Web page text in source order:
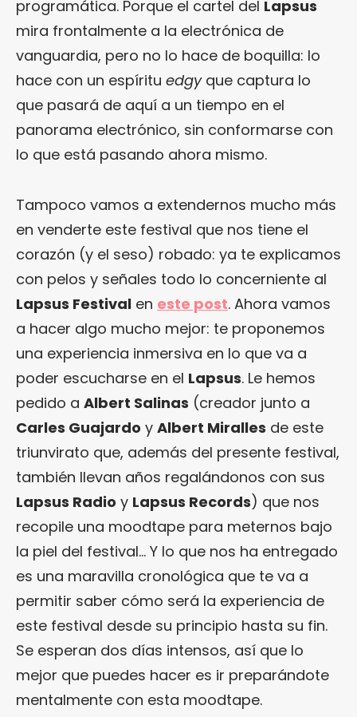
programática. Porque el cartel del Lapsus
mira frontalmente a la electrónica de
vanguardia, pero no lo hace de boquilla: lo
hace con un espíritu edgyque captura lo
que pasará de aquí a un tiempo en el
panorama electrónico, sin conformarse con
lo que está pasando ahora mismo.
Tampoco vamos a extendernos mucho más
en venderte este festival que nos tiene el
corazón (y el seso) robado: ya te explicamos
con pelos y señales todo lo concerniente al
Lapsus Festival en este post. Ahora vamos
a hacer algo mucho mejor: te proponemos
una experiencia inmersiva en lo que va a
poder escucharse en el Lapsus. Le hemos
pedido a Albert Salinas (creador junto a
Carles Guajardo y Albert Miralles de este
triunvirato que, además del presente festival,
también llevan años regalándonos con sus
Lapsus Radio y Lapsus Records) que nos
recopile una moodtape para meternos bajo
la piel del festival… Y lo que nos ha entregado
es una maravilla cronológica que te va a
permitir saber cómo será la experiencia de
este festival desde su principio hasta su fin.
Se esperan dos días intensos, así que lo
mejor que puedes hacer es ir preparándote
mentalmente con esta moodtape.